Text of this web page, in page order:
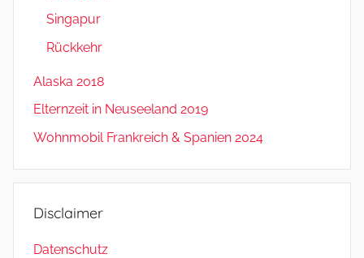
Singapur
Rückkehr
Alaska 2018
Elternzeit in Neuseeland 2019
Wohnmobil Frankreich & Spanien 2024
Disclaimer
Datenschutz